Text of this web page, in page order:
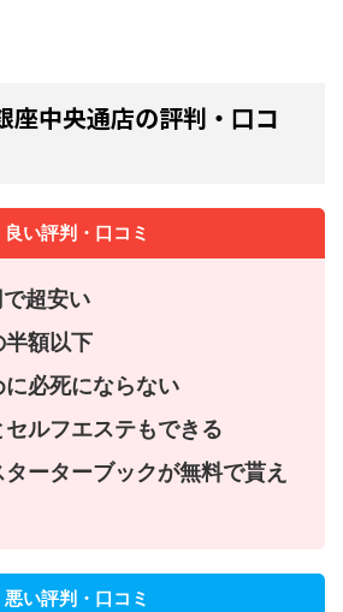
座中央通店の評判・口コ
良い評判・口コミ
超安い
半額以下
必死にならない
ルフエステもできる
ーターブックが無料で貰え
悪い評判・口コミ